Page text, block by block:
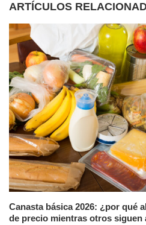
ARTÍCULOS
Canasta básica 2026: ¿por qué
de precio mientras otros siguen